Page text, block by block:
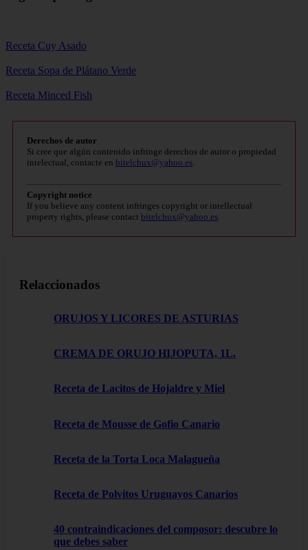
Receta Cuy Asado
Receta Sopa de Plátano Verde
Receta Minced Fish
Derechos de autor
Si cree que algún contenido infringe derechos de autor o propiedad
intelectual, contacte en bitelchux@yahoo.es.
Copyright notice
If you believe any content infringes copyright or intellectual
property rights, please contact bitelchux@yahoo.es.
Relaccionados
ORUJOS Y LICORES DE ASTURIAS
CREMA DE ORUJO HIJOPUTA, 1L.
Receta de Lacitos de Hojaldre y Miel
Receta de Mousse de Gofio Canario
Receta de la Torta Loca Malagueña
Receta de Polvitos Uruguayos Canarios
40 contraindicaciones del composor: descubre lo
que debes saber